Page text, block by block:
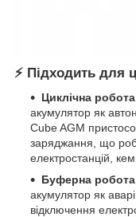
⚡ Підходить для
Циклічна робота
акумулятор як
Cube AGM
заряджання, що
електростанцій,
Буферна робота
акумулятор як
відключення